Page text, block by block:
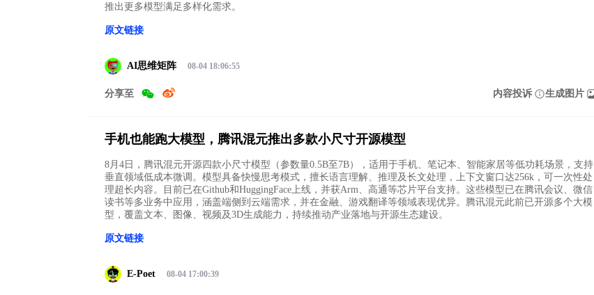
推出更多模型满足多样化需求。
原文链接
AI思维矩阵 08-04 18:06:55
分享至 内容投诉 生成图片
手机也能跑大模型，腾讯混元推出多款小尺寸开源模型
8月4日，腾讯混元开源四款小尺寸模型（参数量0.5B至7B），适用于手机、笔记本、智能家居等低功耗场景，支持
垂直领域低成本微调。模型具备快慢思考模式，擅长语言理解、推理及长文处理，上下文窗口达256k，可一次性处
理超长内容。目前已在Github和HuggingFace上线，并获Arm、高通等芯片平台支持。这些模型已在腾讯会议、微信
读书等多业务中应用，涵盖端侧到云端需求，并在金融、游戏翻译等领域表现优异。腾讯混元此前已开源多个大模
型，覆盖文本、图像、视频及3D生成能力，持续推动产业落地与开源生态建设。
原文链接
E-Poet 08-04 17:00:39